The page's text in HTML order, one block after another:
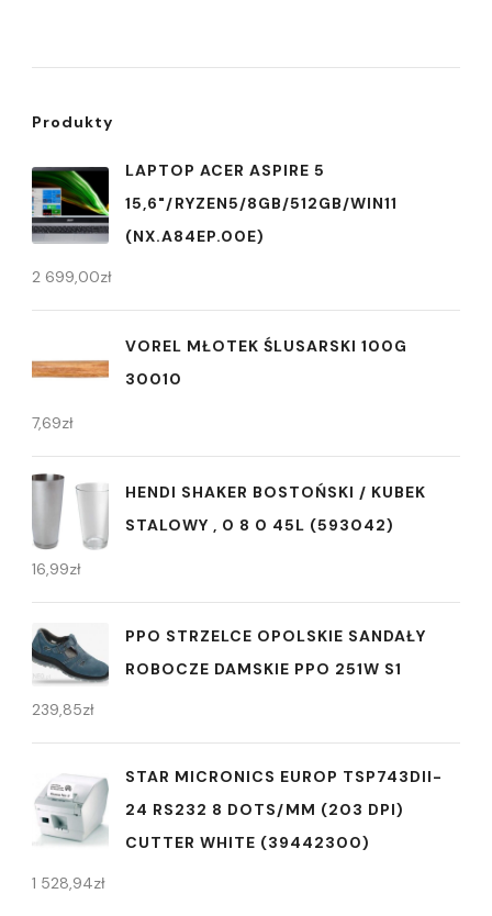
Produkty
LAPTOP ACER ASPIRE 5
15,6"/RYZEN5/8GB/512GB/WIN11
(NX.A84EP.00E)
2 699,00zł
VOREL MŁOTEK ŚLUSARSKI 100G
30010
7,69zł
HENDI SHAKER BOSTOŃSKI / KUBEK
STALOWY , 0 8 0 45L (593042)
16,99zł
PPO STRZELCE OPOLSKIE SANDAŁY
ROBOCZE DAMSKIE PPO 251W S1
239,85zł
STAR MICRONICS EUROP TSP743DII-
24 RS232 8 DOTS/MM (203 DPI)
CUTTER WHITE (39442300)
1 528,94zł